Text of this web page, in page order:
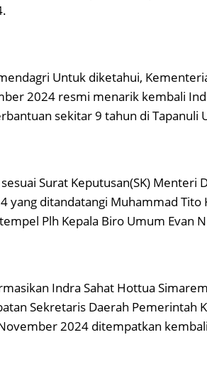
Untuk diketahui,
2024 resmi menarik kembali
sekitar 9 tahun di Tapanuli
Surat Keputusan(SK) Menteri
yang ditandatangi Muhammad
Plh Kepala Biro Umum Evan
Indra Sahat Hottua
Sekretaris Daerah Pemerintah
2024 ditempatkan